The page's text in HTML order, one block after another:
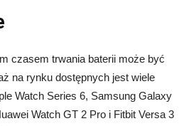
czasem trwania baterii może być
na rynku dostępnych jest wiele
Watch Series 6, Samsung Galaxy
Watch GT 2 Pro i Fitbit Versa 3